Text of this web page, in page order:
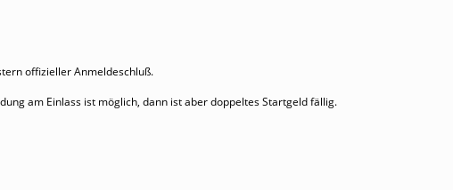
offizieller Anmeldeschluß.
am Einlass ist möglich, dann ist aber doppeltes Startgeld fällig.